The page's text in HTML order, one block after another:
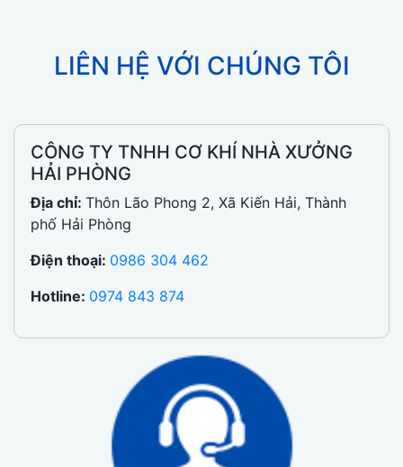
LIÊN HỆ VỚI CHÚNG TÔI
CÔNG TY TNHH CƠ KHÍ NHÀ XƯỞNG
HẢI PHÒNG
Địa chỉ: Thôn Lão Phong 2, Xã Kiến Hải, Thành
phố Hải Phòng
Điện thoại: 0986 304 462
Hotline: 0974 843 874